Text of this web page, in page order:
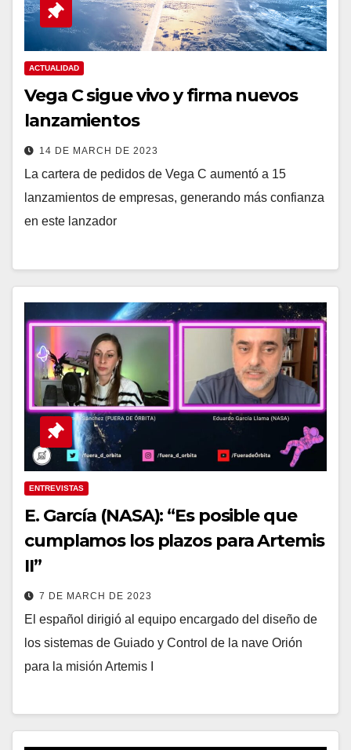
ACTUALIDAD
Vega C sigue vivo y firma nuevos
lanzamientos
14 DE MARCH DE 2023
La cartera de pedidos de Vega C aumentó a 15
lanzamientos de empresas, generando más confianza
en este lanzador
ENTREVISTAS
E. García (NASA): “Es posible que
cumplamos los plazos para Artemis
II”
7 DE MARCH DE 2023
El español dirigió al equipo encargado del diseño de
los sistemas de Guiado y Control de la nave Orión
para la misión Artemis I